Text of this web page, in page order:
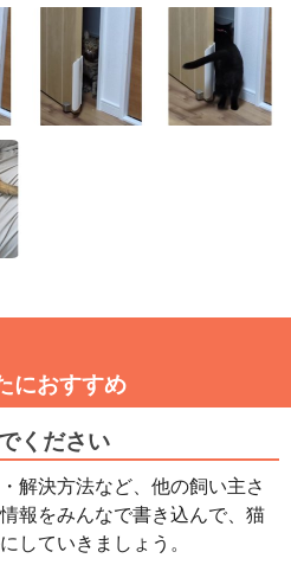
におすすめ
ください
解決方法など、他の飼い主さ
報をみんなで書き込んで、猫
していきましょう。